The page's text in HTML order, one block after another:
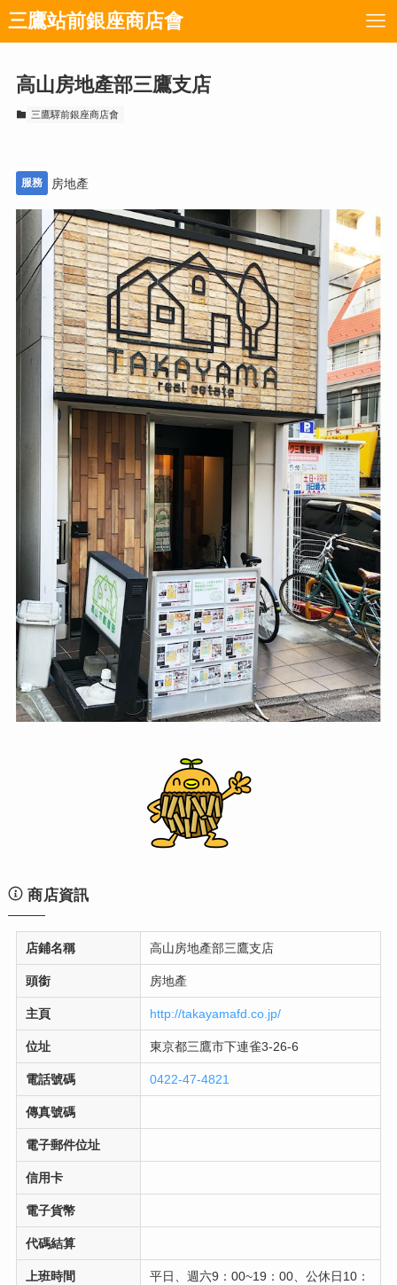
三鷹站前銀座商店會
高山房地產部三鷹支店
三鷹驛前銀座商店會
服務 房地產
商店資訊
店鋪名稱 高山房地產部三鷹支店
頭銜 房地產
主頁 http://takayamafd.co.jp/
位址 東京都三鷹市下連雀3-26-6
電話號碼 0422-47-4821
傳真號碼
電子郵件位址
信用卡
電子貨幣
代碼結算
上班時間
平日、週六9：00~19：00、公休日10：